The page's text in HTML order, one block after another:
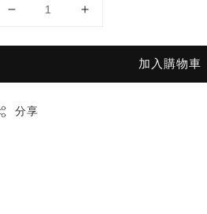
加入購物車
分享